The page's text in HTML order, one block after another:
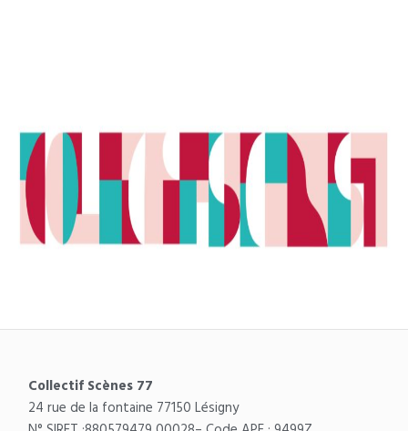
Collectif Scènes 77
24 rue de la fontaine 77150 Lésigny